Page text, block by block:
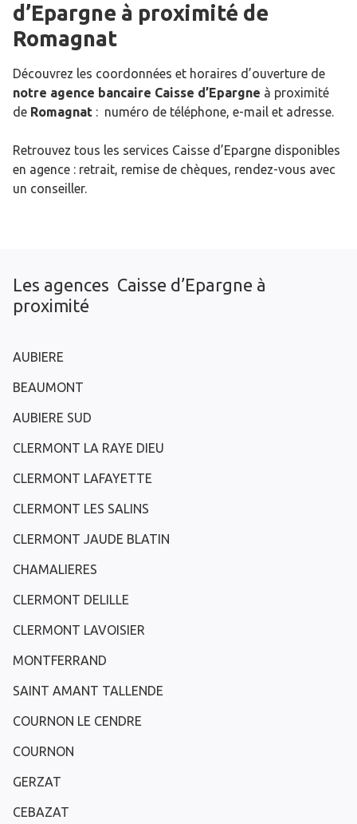
d’Epargne à proximité de
Romagnat
Découvrez les coordonnées et horaires d’ouverture de
notre agence bancaire Caisse d’Epargne à proximité
de Romagnat : numéro de téléphone, e-mail et adresse.
Retrouvez tous les services Caisse d’Epargne disponibles
en agence : retrait, remise de chèques, rendez-vous avec
un conseiller.
Les agences Caisse d’Epargne à
proximité
AUBIERE
BEAUMONT
AUBIERE SUD
CLERMONT LA RAYE DIEU
CLERMONT LAFAYETTE
CLERMONT LES SALINS
CLERMONT JAUDE BLATIN
CHAMALIERES
CLERMONT DELILLE
CLERMONT LAVOISIER
MONTFERRAND
SAINT AMANT TALLENDE
COURNON LE CENDRE
COURNON
GERZAT
CEBAZAT